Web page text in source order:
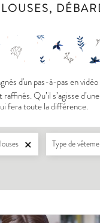
d'un pas-à-pas en
Qu’il s’agisse
fera toute la différence.
 Type de